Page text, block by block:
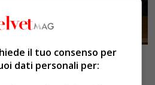
l’assegno di
il tuo consenso per
dati personali per: